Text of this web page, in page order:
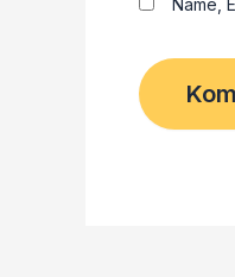
Name,